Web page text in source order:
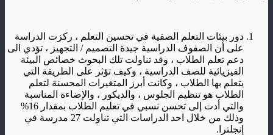
دور بيئات التعلم الصفية في تحسين التعلم ، ركزت الدراسة
على أن الصفوف الدراسية جيدة التصميم / التجهيز ، تؤدي الى
دعم تعلم الطلاب ، وقد تناولت تلك البحوث خصائص البيئة
الفيزيائية للصف الدراسية ، وكيف تؤثر على الطريقة التي
يتعلم بها الطلاب ، وكانت أبرز المتغيرات المحسنة لتعلم
الطلاب هو تنظيم الجلوس ، والديكور ، والإضاءة المناسبة
والتي أدت إلى تحسن نسبي في تعليم الطلاب بمقدار 16%
وذلك من خلال احد الدراسات التي تناولت 27 مدرسة في
إنجلترا.